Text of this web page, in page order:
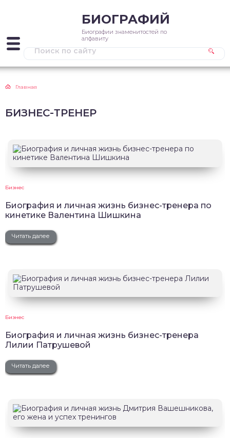
БИОГРАФИЙ
Биографии знаменитостей по
алфавиту
Главная
БИЗНЕС-ТРЕНЕР
Бизнес
Биография и личная жизнь бизнес-тренера по
кинетике Валентина Шишкина
Читать далее
Бизнес
Биография и личная жизнь бизнес-тренера
Лилии Патрушевой
Читать далее